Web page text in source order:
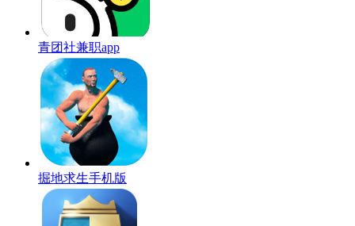
青团社兼职app
掘地求生手机版